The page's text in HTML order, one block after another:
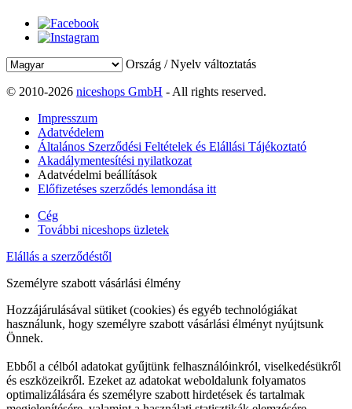
Ország / Nyelv változtatás
© 2010-2026 niceshops GmbH - All rights reserved.
Impresszum
Adatvédelem
Általános Szerződési Feltételek és Elállási Tájékoztató
Akadálymentesítési nyilatkozat
Adatvédelmi beállítások
Előfizetéses szerződés lemondása itt
Cég
További niceshops üzletek
Elállás a szerződéstől
Személyre szabott vásárlási élmény
Hozzájárulásával sütiket (cookies) és egyéb technológiákat
használunk, hogy személyre szabott vásárlási élményt nyújtsunk
Önnek.
Ebből a célból adatokat gyűjtünk felhasználóinkról, viselkedésükről
és eszközeikről. Ezeket az adatokat weboldalunk folyamatos
optimalizálására és személyre szabott hirdetések és tartalmak